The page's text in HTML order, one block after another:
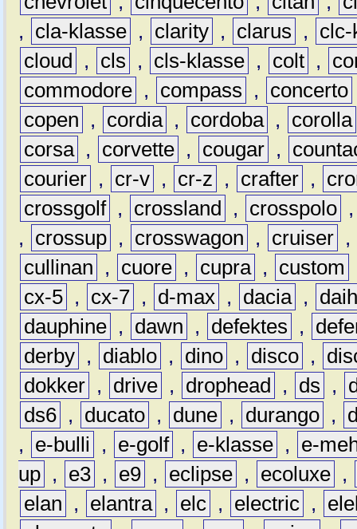
,
cla-klasse , clarity , clarus ,
clc-
cloud
, cls , cls-klasse , colt ,
commodore , compass , concerto
copen
, cordia , cordoba ,
corolla
corsa , corvette , cougar ,
courier , cr-v , cr-z , crafter ,
crossgolf , crossland , crosspolo
,
crossup , crosswagon , cruiser ,
cullinan
, cuore , cupra , custom
cx-5 , cx-7 , d-max , dacia ,
dauphine , dawn , defektes ,
derby , diablo , dino , disco ,
dokker , drive , drophead , ds ,
ds6 , ducato , dune , durango ,
,
e-bulli , e-golf , e-klasse ,
e-
up , e3 , e9 , eclipse , ecoluxe ,
elan
, elantra , elc , electric ,